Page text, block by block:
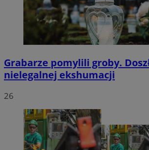
Grabarze pomylili groby.
nielegalnej ekshumacji
26